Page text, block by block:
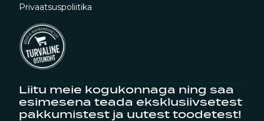
Privaatsuspoliitika
Liitu meie kogukonnaga ning saa
esimesena teada eksklusiivsetest
pakkumistest ja uutest toodetest!